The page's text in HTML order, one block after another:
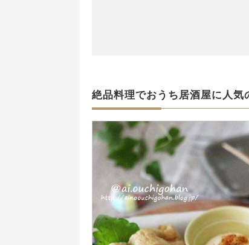
絶品料理でおうち居酒屋に人気